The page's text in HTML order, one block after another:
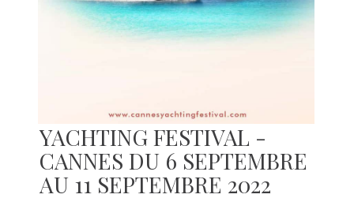
YACHTING FESTIVAL -
CANNES DU 6 SEPTEMBRE
AU 11 SEPTEMBRE 2022